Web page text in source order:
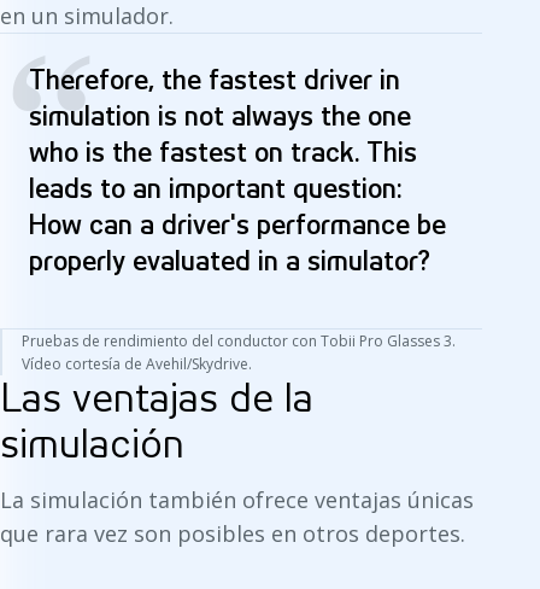
en un simulador.
“
Therefore, the fastest driver in
simulation is not always the one
who is the fastest on track. This
leads to an important question:
How can a driver's performance be
properly evaluated in a simulator?
Pruebas de rendimiento del conductor con Tobii Pro Glasses 3.
Vídeo cortesía de Avehil/Skydrive.
Las ventajas de la
simulación
La simulación también ofrece ventajas únicas
que rara vez son posibles en otros deportes.